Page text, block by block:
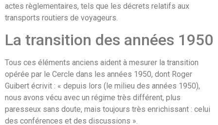
actes règlementaires, tels que les décrets relatifs aux
transports routiers de voyageurs.
La transition des années 1950
Tous ces éléments anciens aident à mesurer la transition
opérée par le Cercle dans les années 1950, dont Roger
Guibert écrivit : « depuis lors (le milieu des années 1950),
nous avons vécu avec un régime très différent, plus
paresseux sans doute, mais toujours très enrichissant : celui
des conférences et des discussions ».